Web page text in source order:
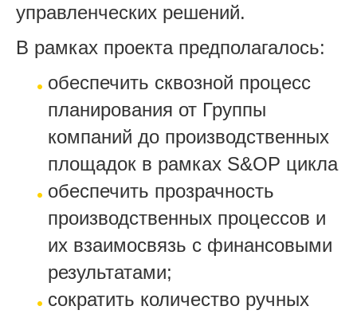
управленческих решений.
В рамках проекта предполагалось:
обеспечить сквозной процесс
планирования от Группы
компаний до производственных
площадок в рамках S&OP цикла
обеспечить прозрачность
производственных процессов и
их взаимосвязь с финансовыми
результатами;
сократить количество ручных